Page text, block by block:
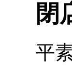
閉
平